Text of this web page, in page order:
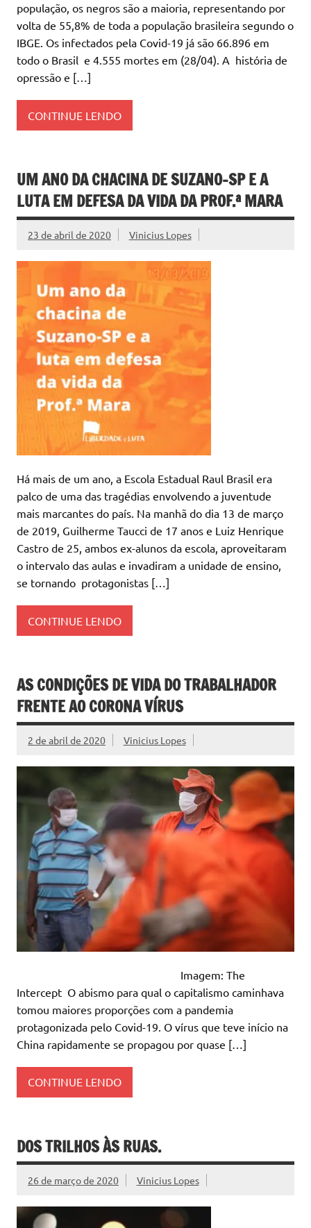
população, os negros são a maioria, representando por
volta de 55,8% de toda a população brasileira segundo o
IBGE. Os infectados pela Covid-19 já são 66.896 em
todo o Brasil e 4.555 mortes em (28/04). A história de
opressão e […]
CONTINUE LENDO
UM ANO DA CHACINA DE SUZANO-SP E A
LUTA EM DEFESA DA VIDA DA PROF.ª MARA
23 de abril de 2020 Vinicius Lopes
Há mais de um ano, a Escola Estadual Raul Brasil era
palco de uma das tragédias envolvendo a juventude
mais marcantes do país. Na manhã do dia 13 de março
de 2019, Guilherme Taucci de 17 anos e Luiz Henrique
Castro de 25, ambos ex-alunos da escola, aproveitaram
o intervalo das aulas e invadiram a unidade de ensino,
se tornando protagonistas […]
CONTINUE LENDO
AS CONDIÇÕES DE VIDA DO TRABALHADOR
FRENTE AO CORONA VÍRUS
2 de abril de 2020 Vinicius Lopes
Imagem: The
Intercept O abismo para qual o capitalismo caminhava
tomou maiores proporções com a pandemia
protagonizada pelo Covid-19. O vírus que teve início na
China rapidamente se propagou por quase […]
CONTINUE LENDO
DOS TRILHOS ÀS RUAS.
26 de março de 2020 Vinicius Lopes